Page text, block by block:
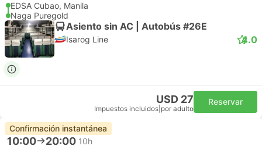
EDSA Cubao, Manila
Naga Puregold
Asiento sin AC | Autobús #26E
Isarog Line 4.0
USD 27
Impuestos incluidos por adulto
Reservar
Confirmación instantánea
10:00 20:00 10h